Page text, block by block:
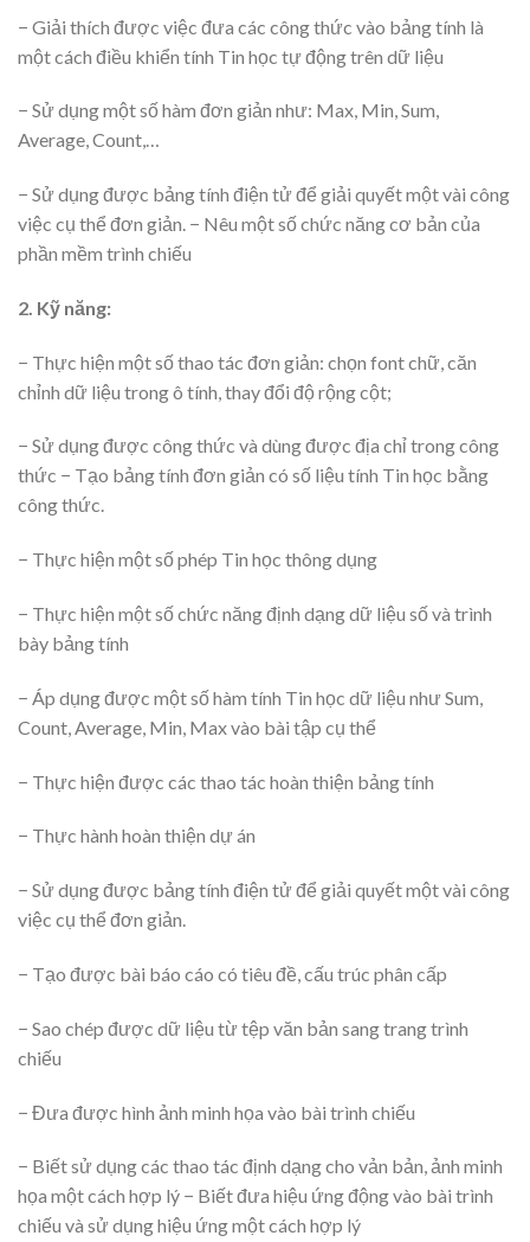
− Giải thích được việc đưa các công thức vào bảng tính là
một cách điều khiển tính Tin học tự động trên dữ liệu
− Sử dụng một số hàm đơn giản như: Max, Min, Sum,
Average, Count,…
− Sử dụng được bảng tính điện tử để giải quyết một vài công
việc cụ thể đơn giản. − Nêu một số chức năng cơ bản của
phần mềm trình chiếu
2. Kỹ năng:
− Thực hiện một số thao tác đơn giản: chọn font chữ, căn
chỉnh dữ liệu trong ô tính, thay đổi độ rộng cột;
− Sử dụng được công thức và dùng được địa chỉ trong công
thức − Tạo bảng tính đơn giản có số liệu tính Tin học bằng
công thức.
− Thực hiện một số phép Tin học thông dụng
− Thực hiện một số chức năng định dạng dữ liệu số và trình
bày bảng tính
− Áp dụng được một số hàm tính Tin học dữ liệu như Sum,
Count, Average, Min, Max vào bài tập cụ thể
− Thực hiện được các thao tác hoàn thiện bảng tính
− Thực hành hoàn thiện dự án
− Sử dụng được bảng tính điện tử để giải quyết một vài công
việc cụ thể đơn giản.
− Tạo được bài báo cáo có tiêu đề, cấu trúc phân cấp
− Sao chép được dữ liệu từ tệp văn bản sang trang trình
chiếu
− Đưa được hình ảnh minh họa vào bài trình chiếu
− Biết sử dụng các thao tác định dạng cho vản bản, ảnh minh
họa một cách hợp lý − Biết đưa hiệu ứng động vào bài trình
chiếu và sử dụng hiệu ứng một cách hợp lý